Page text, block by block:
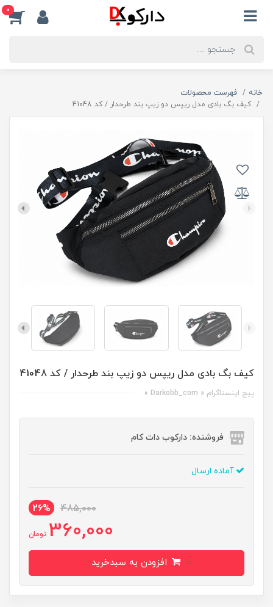
0
خانه
فهرست محصولات
کیف بگ بادی مدل ریپس دو زیپ بند طرحدار / کد 41048
کیف بگ بادی مدل ریپس دو زیپ بند طرحدار / کد 41048
پیج اینستاگرام « Darkobb_com »
فروشنده: دارکوب دات کام
آماده ارسال
485,000
26%
360,000 تومان